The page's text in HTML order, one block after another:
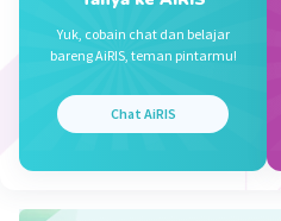
Beri Rating·5.0(1
Yuk, cobain chat dan belajar
bareng AiRIS, teman pintarmu!
Chat AiRIS